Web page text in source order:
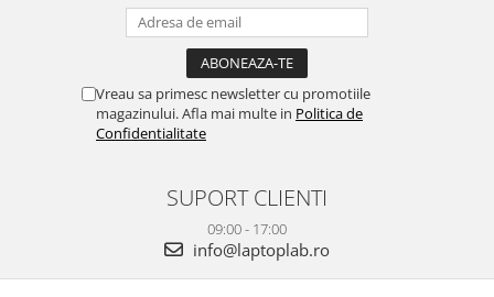
Vreau sa primesc newsletter cu promotiile
magazinului. Afla mai multe in Politica de
Confidentialitate
SUPORT CLIENTI
09:00 - 17:00
info@laptoplab.ro